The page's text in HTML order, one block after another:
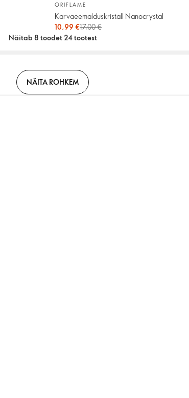
ORIFLAME
Karvaeemalduskristall Nanocrystal
10,99 €17,00 €
Näitab 8 toodet 24 tootest
NÄITA ROHKEM